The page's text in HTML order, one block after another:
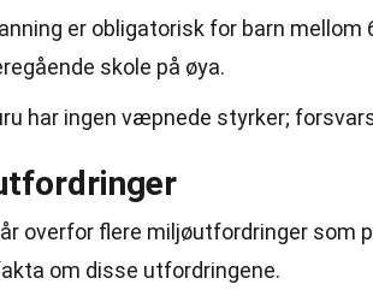
er obligatorisk for barn mellom
skole på øya.
har ingen væpnede styrker;
overfor flere miljøutfordringer som
om disse utfordringene.